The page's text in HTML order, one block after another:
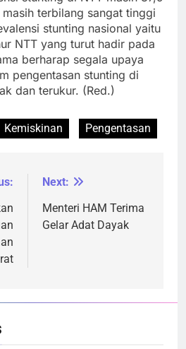
terbilang sangat tinggi
stunting nasional yaitu
NTT yang turut hadir pada
berharap segala upaya
pengentasan stunting di
dan terukur. (Red.)
Kemiskinan Pengentasan
Next:
Menteri HAM Terima
Gelar Adat Dayak